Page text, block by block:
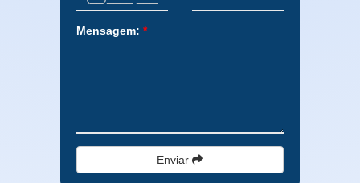
Mensagem: *
Enviar